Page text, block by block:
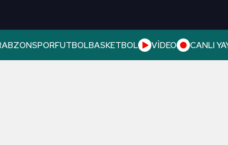
FUTBOLBASKETBOL VİDEO CANLI